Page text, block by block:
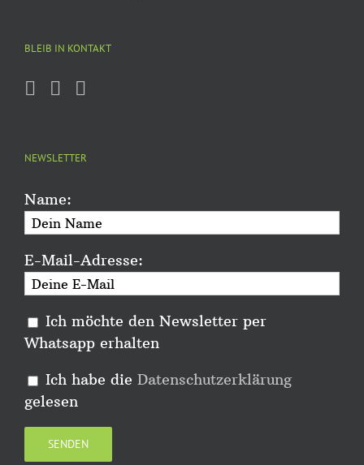
BLEIB IN KONTAKT
NEWSLETTER
Name:
E-Mail-Adresse:
Ich möchte den Newsletter per
Whatsapp erhalten
Ich habe die Datenschutzerklärung
gelesen